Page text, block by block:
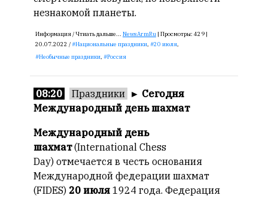
искажает
смысл.
Мнение
редакции
является
обязательным
условием
незнакомой планеты.
Информация /Чтиать дальше... NewsArmRu | Просмотры: 429 |
20.07.2022 /
Национальные праздники, 20 июля,
Необычные праздники, Россия
08:20 Праздники ► Сегодня
Международный день шахмат
Международный день
шахмат(International Chess
Day) отмечается в честь основания
Международной федерации шахмат
(FIDES) 20 июля 1924 года. Федерация